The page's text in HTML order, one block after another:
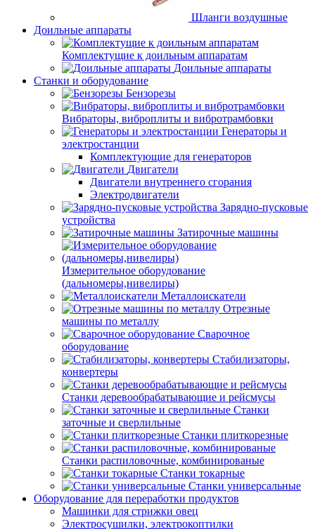
Шланги воздушные
Доильные аппараты
Комплектущие к доильным аппаратам
Доильные аппараты
Станки и оборудование
Бензорезы
Вибраторы, виброплиты и вибротрамбовки
Генераторы и
электростанции
Комплектующие для генераторов
Двигатели
Двигатели внутреннего сгорания
Электродвигатели
Зарядно-пусковые
устройства
Затирочные машины
Измерительное оборудование
(дальномеры,нивелиры)
Металлоискатели
Отрезные
машины по металлу
Сварочное
оборудование
Стабилизаторы,
конвертеры
Станки деревообрабатывающие и рейсмусы
Станки
заточные и сверлильные
Станки плиткорезные
Станки распиловочные, комбинированые
Станки токарные
Станки универсальные
Оборудование для переработки продуктов
Машинки для стрижки овец
Электросушилки, электрокоптилки